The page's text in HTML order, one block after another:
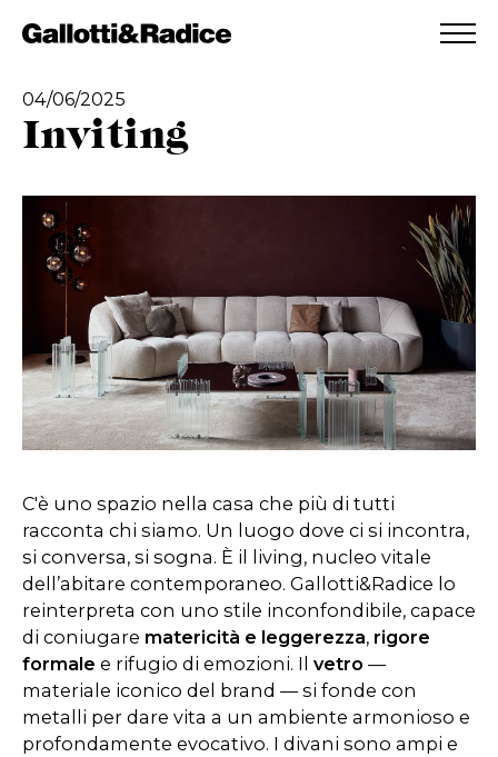
AGGIUNTO ALLA WISHLIST
04/06/2025
Inviting
C'è uno spazio nella casa che più di tutti
racconta chi siamo. Un luogo dove ci si incontra,
si conversa, si sogna. È il living, nucleo vitale
dell’abitare contemporaneo. Gallotti&Radice lo
reinterpreta con uno stile inconfondibile, capace
di coniugare matericità e leggerezza, rigore
formale e rifugio di emozioni. Il vetro —
materiale iconico del brand — si fonde con
metalli per dare vita a un ambiente armonioso e
profondamente evocativo. I divani sono ampi e